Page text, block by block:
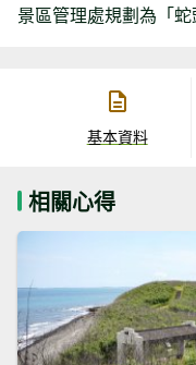
景區管理處規劃為「蛇
基本資料
相關心得